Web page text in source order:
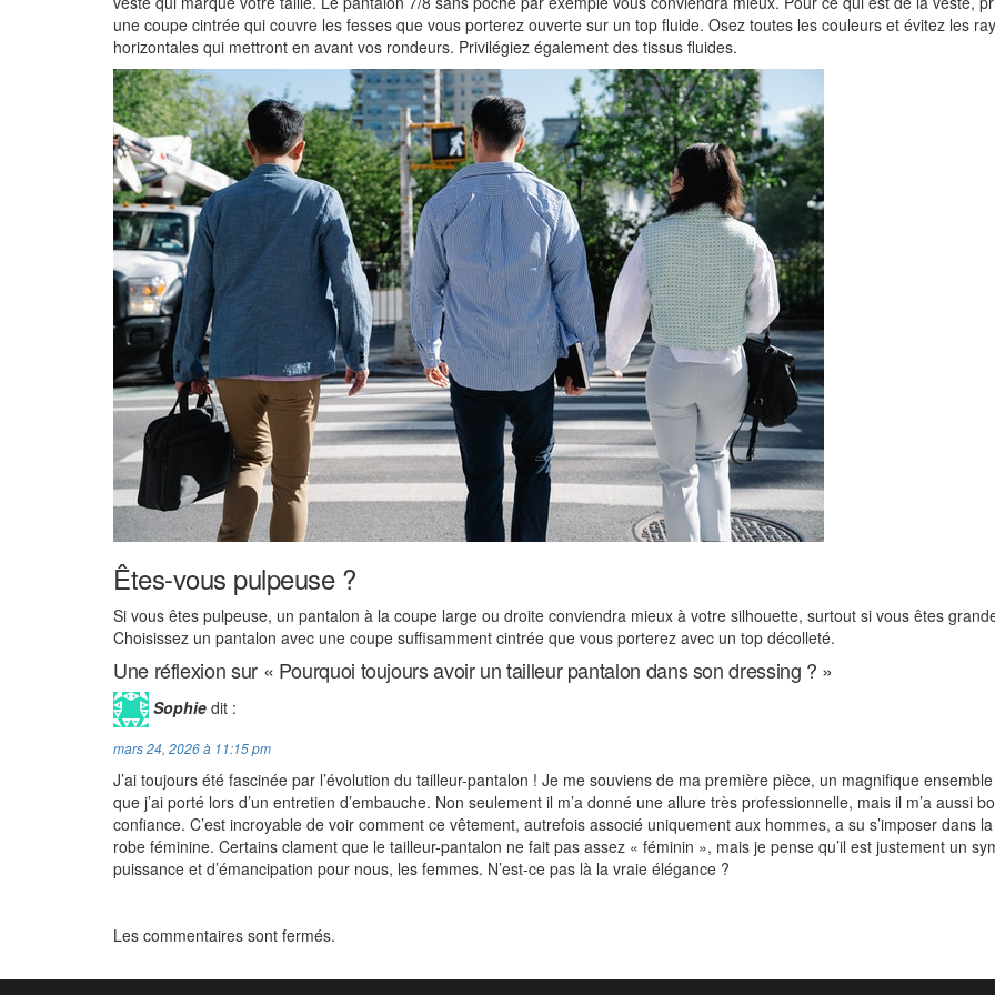
une coupe cintrée qui couvre les fesses que vous porterez ouverte sur un top fluide. Osez toutes les couleurs et évitez les
horizontales qui mettront en avant vos rondeurs. Privilégiez également des tissus fluides.
Êtes-vous pulpeuse ?
Si vous êtes pulpeuse, un pantalon à la coupe large ou droite conviendra mieux à votre silhouette, surtout si vous êtes
Choisissez un pantalon avec une coupe suffisamment cintrée que vous porterez avec un top décolleté.
Une réflexion sur « Pourquoi toujours avoir un tailleur pantalon dans son dressing ? »
Sophie dit :
mars 24, 2026 à 11:15 pm
J’ai toujours été fascinée par l’évolution du tailleur-pantalon ! Je me souviens de ma première pièce, un magnifique
que j’ai porté lors d’un entretien d’embauche. Non seulement il m’a donné une allure très professionnelle, mais il m’a aussi
confiance. C’est incroyable de voir comment ce vêtement, autrefois associé uniquement aux hommes, a su s’imposer dans
robe féminine. Certains clament que le tailleur-pantalon ne fait pas assez « féminin », mais je pense qu’il est justement un
puissance et d’émancipation pour nous, les femmes. N’est-ce pas là la vraie élégance ?
Les commentaires sont fermés.